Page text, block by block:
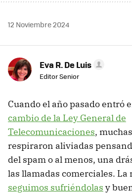
12 Noviembre 2024
Eva R. De Luis
Editor Senior
Cuando el año pasado entró
cambio de la Ley General de
Telecomunicaciones,
respiraron aliviadas
del spam o al menos, una
las llamadas comerciales. La
seguimos sufriéndolas y